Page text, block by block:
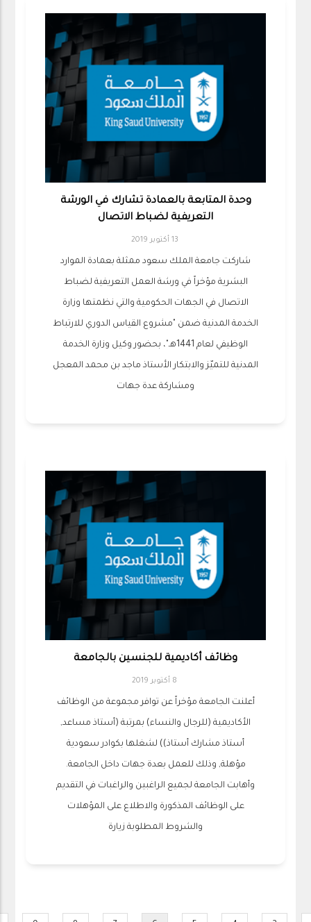
وحدة المتابعة بالعمادة تشارك في الورشة
التعريفية لضباط الاتصال
13 أكتوبر 2019
شاركت جامعة الملك سعود ممثلة بعمادة الموارد
البشرية مؤخراً في ورشة العمل التعريفية لضباط
الاتصال في الجهات الحكومية والتي نظمتها وزارة
الخدمة المدنية ضمن "مشروع القياس الدوري للارتباط
الوظيفي لعام 1441هـ"، بحضور وكيل وزارة الخدمة
المدنية للتميّز والابتكار الأستاذ ماجد بن محمد المعجل
ومشاركة عدة جهات
وظائف أكاديمية للجنسين بالجامعة
8 أكتوبر 2019
أعلنت الجامعة مؤخراً عن توافر مجموعة من الوظائف
الأكاديمية (للرجال والنساء) بمرتبة (أستاذ مساعد,
أستاذ مشارك أستاذ)) لشغلها بكوادر سعودية
مؤهلة, وذلك للعمل بعدة جهات داخل الجامعة.
وأهابت الجامعة لجميع الراغبين والراغبات في التقديم
على الوظائف المذكورة والاطلاع على المؤهلات
والشروط المطلوبة زيارة
Pagination